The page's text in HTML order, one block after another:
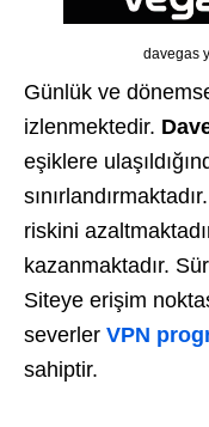
davegas
Günlük ve
izlenmektedir.
eşiklere
riskini
kazanmaktadır.
Siteye erişim
severler VPN
sahiptir.